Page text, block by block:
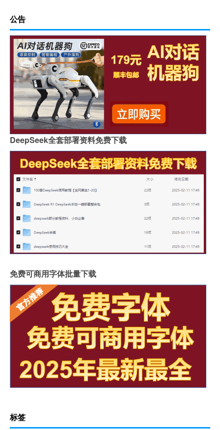
公告
DeepSeek全套部署资料免费下载
免费可商用字体批量下载
标签